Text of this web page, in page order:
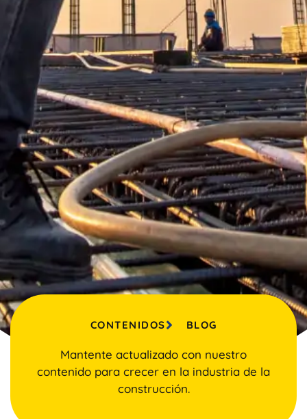
CONTENIDOS BLOG
Mantente actualizado con nuestro
contenido para crecer en la industria de la
construcción.